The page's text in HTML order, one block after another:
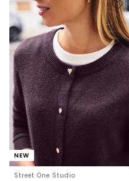
NEW
Street One Studio